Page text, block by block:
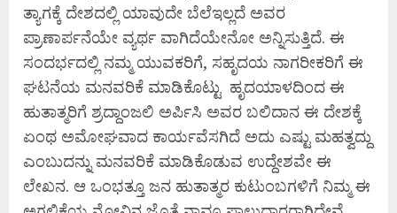
ತ್ಯಾಗಕ್ಕೆ ದೇಶದಲ್ಲಿ ಯಾವುದೇ ಬೆಲೆಇಲ್ಲದೆ ಅವರ
ಪ್ರಾಣಾರ್ಪನೆಯೇ ವ್ಯರ್ಥ ವಾಗಿದೆಯೇನೋ ಅನ್ನಿಸುತ್ತಿದೆ. ಈ
ಸಂದರ್ಭದಲ್ಲಿ ನಮ್ಮ ಯುವಕರಿಗೆ, ಸಹೃದಯ ನಾಗರೀಕರಿಗೆ ಈ
ಘಟನೆಯ ಮನವರಿಕೆ ಮಾಡಿಕೊಟ್ಟು ಹೃದಯಾಳದಿಂದ ಈ
ಹುತಾತ್ಮರಿಗೆ ಶ್ರದ್ದಾಂಜಲಿ ಅರ್ಪಿಸಿ ಅವರ ಬಲಿದಾನ ಈ ದೇಶಕ್ಕೆ
ಏಂಥ ಅಮೋಘವಾದ ಕಾರ್ಯವೆಸಗಿದೆ ಅದು ಎಷ್ಟು ಮಹತ್ವದ್ದು
ಎಂಬುದನ್ನು ಮನವರಿಕೆ ಮಾಡಿಕೊಡುವ ಉದ್ದೇಶವೇ ಈ
ಲೇಖನ. ಆ ಒಂಭತ್ತೂ ಜನ ಹುತಾತ್ಮರ ಕುಟುಂಬಗಳಿಗೆ ನಿಮ್ಮ ಈ